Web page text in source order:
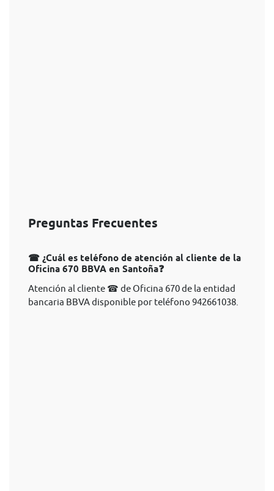
Preguntas Frecuentes
☎ ¿Cuál es teléfono de atención al cliente de la
Oficina 670 BBVA en Santoña❓
Atención al cliente ☎ de Oficina 670 de la entidad
bancaria BBVA disponible por teléfono 942661038.